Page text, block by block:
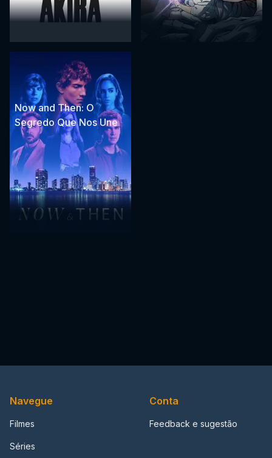
Now and Then: O
Segredo Que Nos Une
Navegue
Filmes
Séries
Conta
Feedback e sugestão